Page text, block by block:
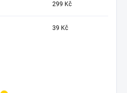
299 Kč
39 Kč